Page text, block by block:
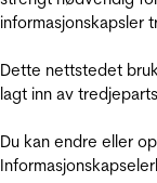
informasjonskapsler
Dette nettstedet
lagt inn av
Du kan endre eller